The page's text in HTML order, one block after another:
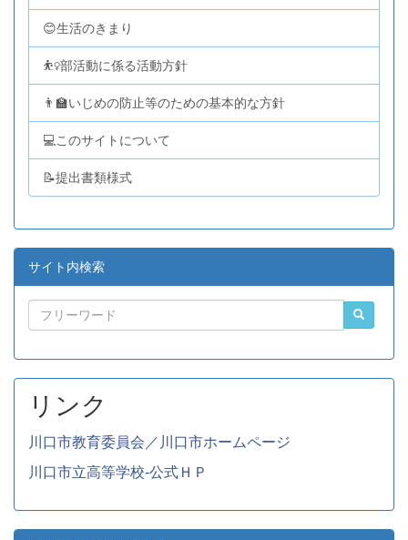
😊生活のきまり
⛹️‍♀️部活動に係る活動方針
👨‍🏫いじめの防止等のための基本的な方針
💻このサイトについて
📝提出書類様式
サイト内検索
リンク
川口市教育委員会／川口市ホームページ
川口市立高等学校-公式ＨＰ